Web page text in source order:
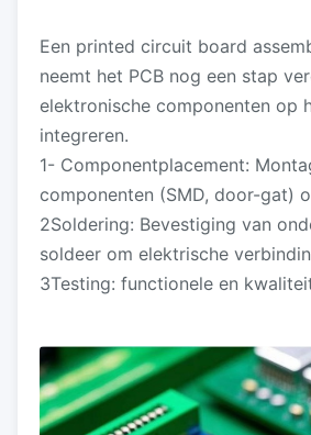
Een printed circuit board
neemt het PCB nog een stap
elektronische componenten op
integreren.
1- Componentplacement:
componenten (SMD, door-gat)
2Soldering: Bevestiging van
soldeer om elektrische
3Testing: functionele en